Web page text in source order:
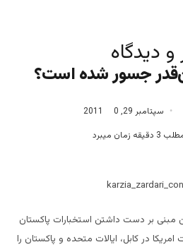
دیدگاه
جسور شده است؟
سپتامبر 29, 2011
0
میبرد
مبنی بر دست داشتن استخبارات پاکستان
در کابل، ایالات متحده و پاکستان را